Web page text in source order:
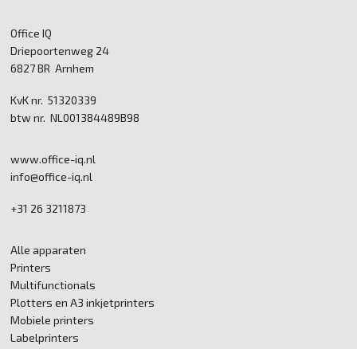
Office IQ
Driepoortenweg 24
6827 BR Arnhem
KvK nr. 51320339
btw nr. NL001384489B98
www.office-iq.nl
info@office-iq.nl
+31 26 3211873
Alle apparaten
Printers
Multifunctionals
Plotters en A3 inkjetprinters
Mobiele printers
Labelprinters